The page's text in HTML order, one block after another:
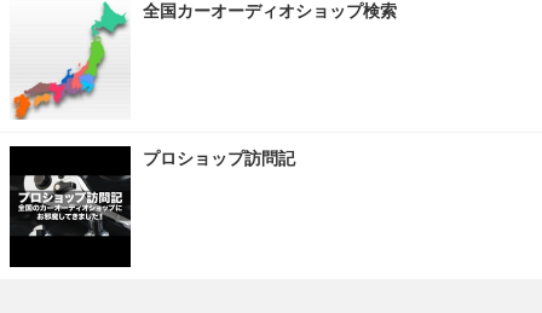
全国カーオーディオショップ検索
プロショップ訪問記